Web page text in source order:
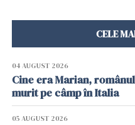
CELE
04 AUGUST 2026
Cine era Marian,
murit pe câmp în Italia
05 AUGUST 2026